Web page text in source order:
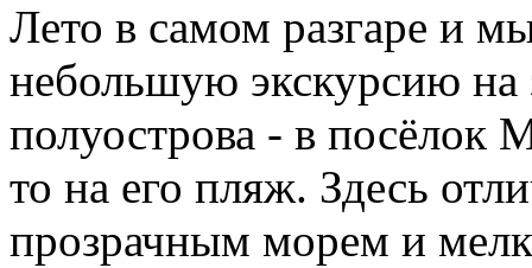
Лето в самом разгаре и
небольшую экскурсию на
полуострова - в посёлок
то на его пляж. Здесь
прозрачным морем и